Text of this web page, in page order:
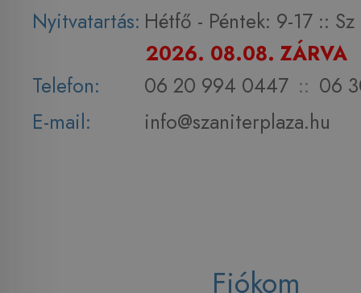
Nyitvatartás: Hétfő - Péntek: 9-17 :: Sz
2026. 08.08. ZÁRVA
Telefon:
06 20 994 0447 :: 06
E-mail:
info@szaniterplaza.hu
Fiókom